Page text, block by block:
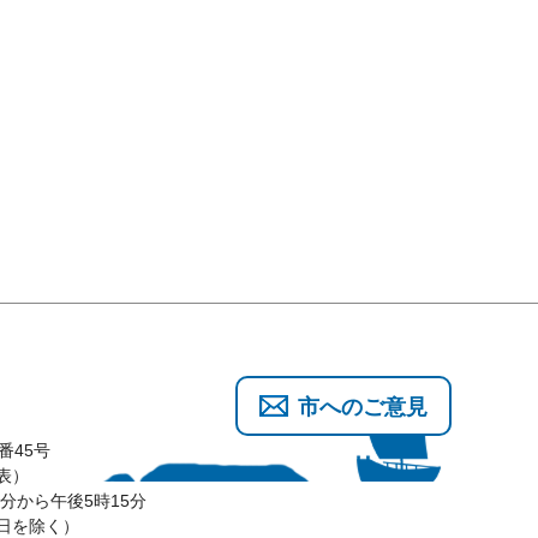
45号
から午後5時15分
を除く）
市へのご意見